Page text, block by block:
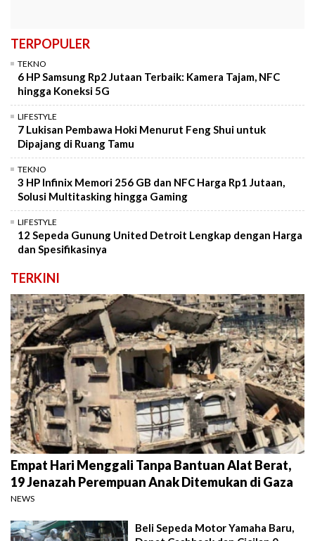
TERPOPULER
TEKNO
6 HP Samsung Rp2 Jutaan Terbaik: Kamera Tajam, NFC
hingga Koneksi 5G
LIFESTYLE
7 Lukisan Pembawa Hoki Menurut Feng Shui untuk
Dipajang di Ruang Tamu
TEKNO
3 HP Infinix Memori 256 GB dan NFC Harga Rp1 Jutaan,
Solusi Multitasking hingga Gaming
LIFESTYLE
12 Sepeda Gunung United Detroit Lengkap dengan Harga
dan Spesifikasinya
TERKINI
Empat Hari Menggali Tanpa Bantuan Alat Berat,
19 Jenazah Perempuan Anak Ditemukan di Gaza
NEWS
Beli Sepeda Motor Yamaha Baru,